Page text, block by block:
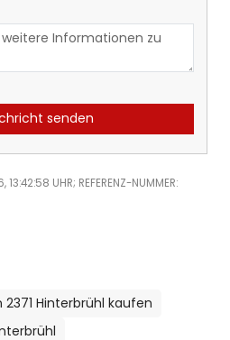
senden
13:42:58 UHR; REFERENZ-NUMMER:
Hinterbrühl kaufen